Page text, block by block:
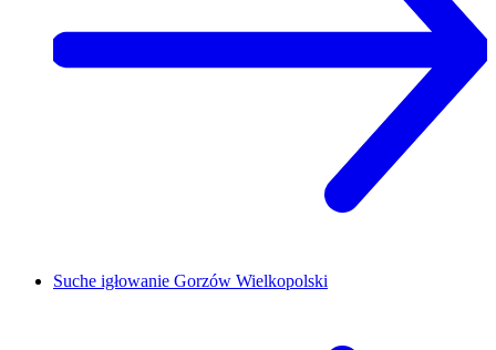
Suche igłowanie Gorzów Wielkopolski